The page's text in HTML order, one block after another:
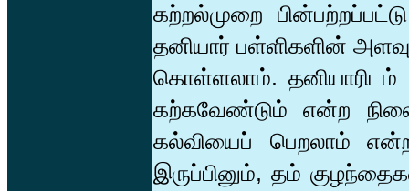
கற்றல்முறை
தனியார் பள்ளிகளின்
கொள்ளலாம்.
கற்கவேண்டும் என்ற
கல்வியைப் பெறலாம் என்ற
இருப்பினும், தம்